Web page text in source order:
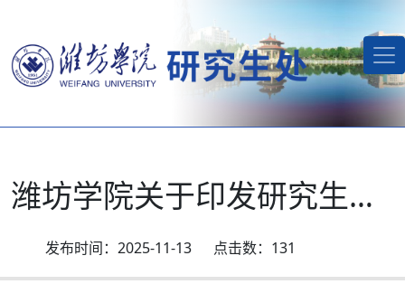
潍坊学院关于印发研究生科研与实践创新项目实施与管理办法（试行）的通知
2025-11-13 131